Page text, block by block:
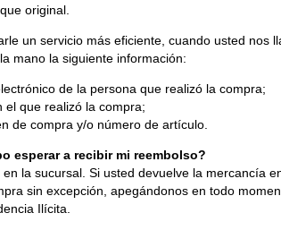
original.
un servicio más eficiente, cuando usted
mano la siguiente información:
de la persona que realizó la compra;
el que realizó la compra;
de compra y/o número de artículo.
esperar a recibir mi reembolso?
la sucursal. Si usted devuelve la mercancía
sin excepción, apegándonos en todo
Ilícita.